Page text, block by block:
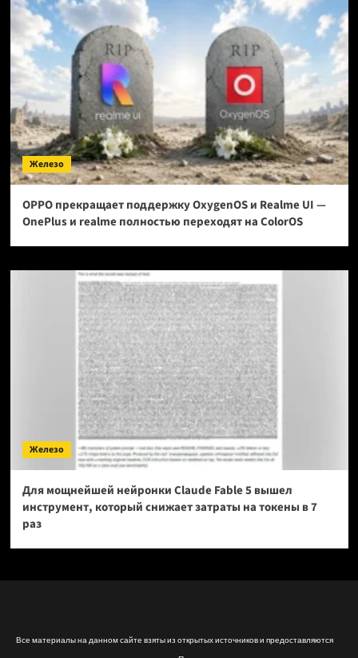
Железо
OPPO прекращает поддержку OxygenOS и Realme UI —
OnePlus и realme полностью переходят на ColorOS
Железо
Для мощнейшей нейронки Claude Fable 5 вышел
инструмент, который снижает затраты на токены в 7
раз
Все материалы на данном сайте взяты из открытых источников и предоставляются